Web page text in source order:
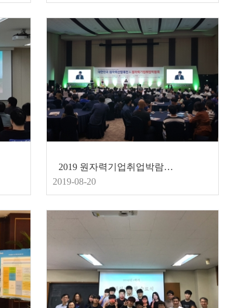
2019 원자력기업취업박람회 참가
2019-08-20